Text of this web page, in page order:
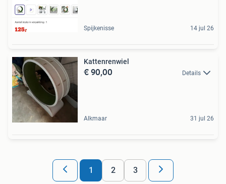
Spijkenisse 14 jul 26
Kattenrenwiel
€ 90,00 Details
Alkmaar 31 jul 26
1 2 3